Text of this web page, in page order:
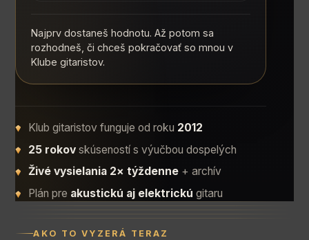
Najprv dostaneš hodnotu. Až potom sa
rozhodneš, či chceš pokračovať so mnou v
Klube gitaristov.
Klub gitaristov funguje od roku 2012
25 rokovskúseností s výučbou dospelých
Živé vysielania 2× týždenne+ archív
Plán pre akustickú aj elektrickú gitaru
AKO TO VYZERÁ TERAZ